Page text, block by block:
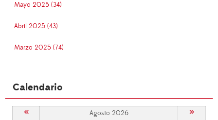
Mayo 2025 (34)
Abril 2025 (43)
Marzo 2025 (74)
Calendario
« Agosto 2026 »